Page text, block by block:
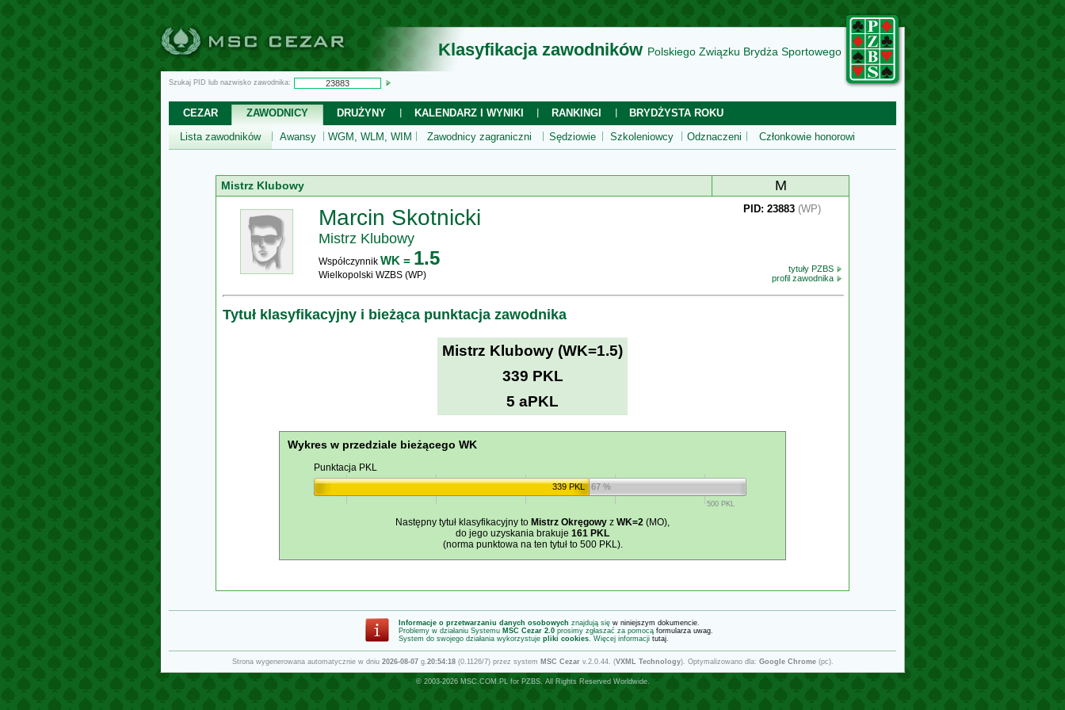
Klasyfikacja zawodników Polskiego Związku Brydża Sportowego
Szukaj PID lub nazwisko zawodnika:
CEZAR ZAWODNICY DRUŻYNY KALENDARZ I WYNIKI RANKINGI
BRYDŻYSTA ROKU
Lista zawodników
Awansy WGM, WLM, WIM Zawodnicy zagraniczni Sędziowie Szkoleniowcy Odznaczeni Członkowie honorowi
Mistrz Klubowy M
Marcin Skotnicki
Mistrz Klubowy
Współczynnik WK = 1.5
Wielkopolski WZBS (WP)
PID: 23883 (WP)
tytuły PZBS
profil zawodnika
Tytuł klasyfikacyjny i bieżąca punktacja zawodnika
Mistrz Klubowy (WK=1.5)
339 PKL
5 aPKL
Wykres w przedziale bieżącego WK
Punktacja PKL
500 PKL
339 PKL 67 %
Następny tytuł klasyfikacyjny to Mistrz Okręgowy z WK=2 (MO),
do jego uzyskania brakuje 161 PKL
(norma punktowa na ten tytuł to 500 PKL).
Informacje o przetwarzaniu danych osobowych znajdują się w niniejszym dokumencie.
Problemy w działaniu Systemu MSC Cezar 2.0 prosimy zgłaszać za pomocą formularza uwag.
System do swojego działania wykorzystuje pliki cookies. Więcej informacji tutaj.
Strona wygenerowana automatycznie w dniu 2026-08-07g.20:54:18(0.1126/7) przez system MSC Cezarv.2.0.44. (VXML Technology). Optymalizowano dla: Google Chrome(pc).
© 2003-2026 MSC.COM.PLfor PZBS. All Rights Reserved Worldwide.